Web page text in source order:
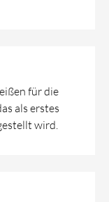
für die
als erstes
wird.